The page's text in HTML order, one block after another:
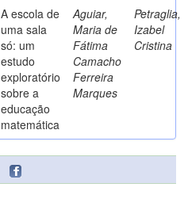
A escola de
uma sala
só: um
estudo
exploratório
sobre a
educação
matemática
Aguiar,
Maria de
Fátima
Camacho
Ferreira
Marques
Petraglia,
Izabel
Cristina